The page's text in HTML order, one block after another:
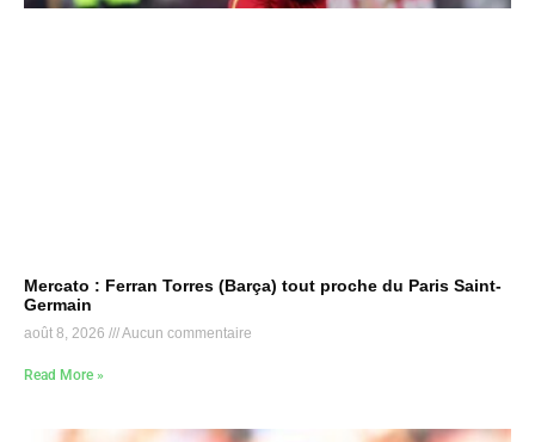
Mercato : Ferran Torres (Barça) tout proche du Paris Saint-
Germain
août 8, 2026 Aucun commentaire
Read More »